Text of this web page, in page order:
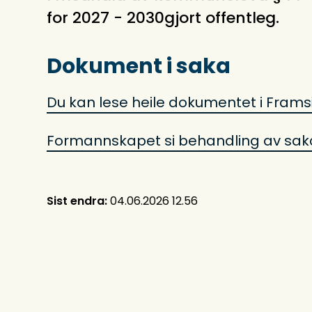
for 2027 - 2030gjort offentleg.
Dokument i saka
Du kan lese heile dokumentet i
Formannskapet si behandling av
Sist endra 04.06.2026 12.56